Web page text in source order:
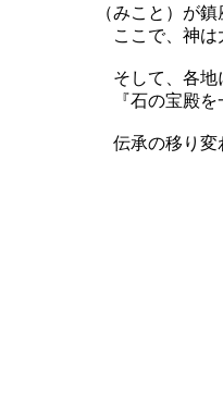
（みこと）が
ここで、神は
そして、各地
『石の宝殿を
伝承の移り変